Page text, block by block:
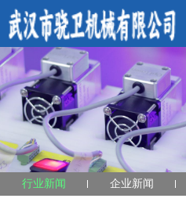
行业新闻 企业新闻